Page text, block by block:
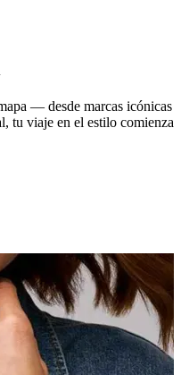
— desde marcas icónicas
tu viaje en el estilo comienza